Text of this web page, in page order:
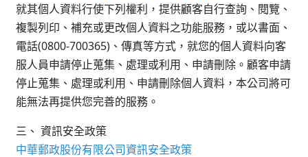
就其個人資料行使下列權利，提供顧客自行查詢、閱覽、
複製列印、補充或更改個人資料之功能服務，或以書面、
電話(0800-700365)、傳真等方式，就您的個人資料向客
服人員申請停止蒐集、處理或利用、申請刪除。顧客申請
停止蒐集、處理或利用、申請刪除個人資料，本公司將可
能無法再提供您完善的服務。
三、 資訊安全政策
中華郵政股份有限公司資訊安全政策